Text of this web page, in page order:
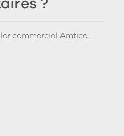
commercial Amtico.